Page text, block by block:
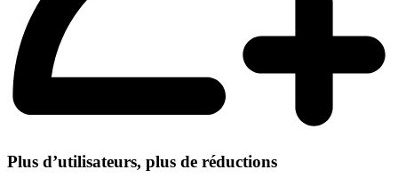
Plus d’utilisateurs, plus de réductions